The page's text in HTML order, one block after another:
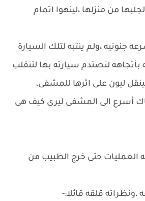
من منزلها ،لينهوا اتمام
جنونيه ،ولم ينتبه لتلك السيارة
بأتجاهه لتصتدم سيارته بها لتنقلب
ليون على اثرها للمشفى،
أسرع الى المشفى ليرى كيف هى
العمليات حتى خرج الطبيب من
،ونظراته قلقه قائلا:-